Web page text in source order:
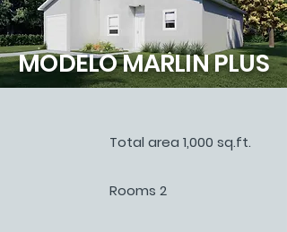
MODELO MARLIN PLUS
Total area 1,000 sq.ft.
Rooms 2